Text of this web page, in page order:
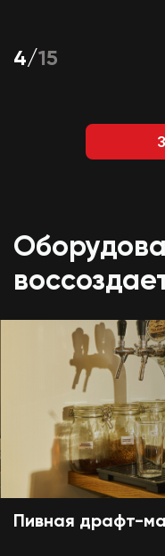
5/15
Пивная драфт-